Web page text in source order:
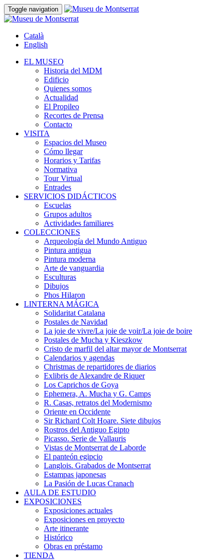
Toggle navigation
Català
English
EL MUSEO
Historia del MDM
Edificio
Quienes somos
Actualidad
El Propileo
Recortes de Prensa
Contacto
VISITA
Espacios del Museo
Cómo llegar
Horarios y Tarifas
Normativa
Tour Virtual
Entrades
SERVICIOS DIDÁCTICOS
Escuelas
Grupos adultos
Actividades familiares
COLECCIONES
Arqueología del Mundo Antiguo
Pintura antigua
Pintura moderna
Arte de vanguardia
Esculturas
Dibujos
Phos Hilaron
LINTERNA MÁGICA
Solidaritat Catalana
Postales de Navidad
La joie de vivre/La joie de voir/La joie de boire
Postales de Mucha y Kieszkow
Cristo de marfil del altar mayor de Montserrat
Calendarios y agendas
Christmas de repartidores de diarios
Exlibris de Alexandre de Riquer
Los Caprichos de Goya
Ephemera, A. Mucha y G. Camps
R. Casas, retratos del Modernismo
Oriente en Occidente
Sir Richard Colt Hoare. Siete dibujos
Rostros del Antiguo Egipto
Picasso. Serie de Vallauris
Vistas de Montserrat de Laborde
El panteón egipcio
Langlois. Grabados de Montserrat
Estampas japonesas
La Pasión de Lucas Cranach
AULA DE ESTUDIO
EXPOSICIONES
Exposiciones actuales
Exposiciones en proyecto
Arte itinerante
Histórico
Obras en préstamo
TIENDA